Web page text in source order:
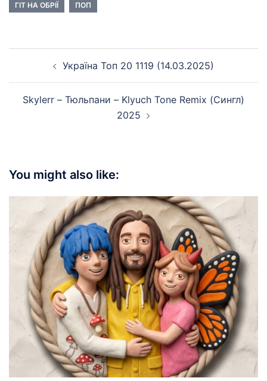
ГІТ НА ОБРІЇ ПОП
navigationУкраїна Топ 20 1119 (14.03.2025)
Skylerr – Тюльпани – Klyuch Tone Remix (Сингл)
2025
You might also like: